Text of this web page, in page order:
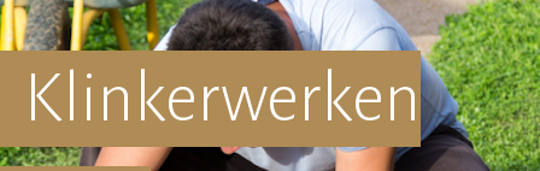
Klinkerwerken